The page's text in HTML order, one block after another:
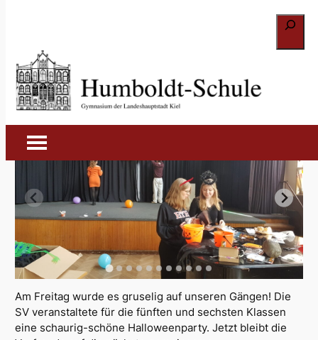
Suchen
Hello Halloween! (2022)
7. Februar 2023
Am Freitag wurde es gruselig auf unseren Gängen! Die
SV veranstaltete für die fünften und sechsten Klassen
eine schaurig-schöne Halloweenparty. Jetzt bleibt die